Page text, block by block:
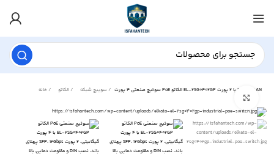
خانه الکاتو سوییچ شبکه سوئیچ صنعتی ۴ پورت PoE الکاتو EL‑2SG0402GP با ۲ پورت SFP و VLAN